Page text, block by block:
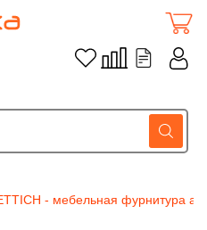
- мебельная фурнитура